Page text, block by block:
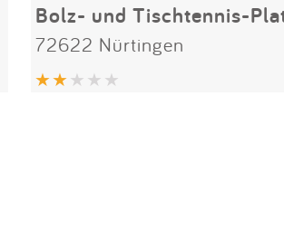
Bolz- und Tischtennis-
72622 Nürtingen